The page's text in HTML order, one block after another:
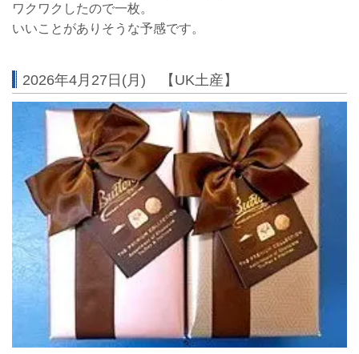
ワクワクしたので一枚。
いいことがありそうな予感です。
2026年4月27日(月) 【UK土産】